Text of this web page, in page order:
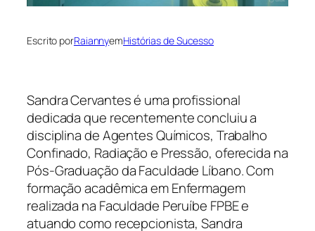
Escrito porRaiannyemHistórias de Sucesso
Sandra Cervantes é uma profissional
dedicada que recentemente concluiu a
disciplina de Agentes Químicos, Trabalho
Confinado, Radiação e Pressão, oferecida na
Pós-Graduação da Faculdade Líbano. Com
formação acadêmica em Enfermagem
realizada na Faculdade Peruíbe FPBE e
atuando como recepcionista, Sandra